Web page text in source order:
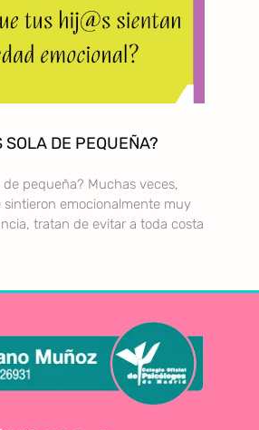
SOLA DE PEQUEÑA?
de pequeña? Muchas veces,
sintieron emocionalmente muy
tratan de evitar a toda costa